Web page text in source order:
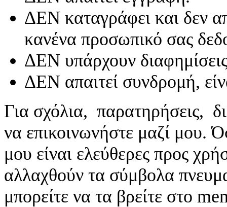
ΔΕΝ καταγράφει και δεν
κανένα προσωπικό σας
ΔΕΝ υπάρχουν
ΔΕΝ απαιτεί συνδρομή,
Για σχόλια, παρατηρήσεις,
να επικοινωνήστε μαζί μου.
μου είναι ελεύθερες προς
αλλαχθούν τα σύμβολα
μπορείτε να τα βρείτε στο